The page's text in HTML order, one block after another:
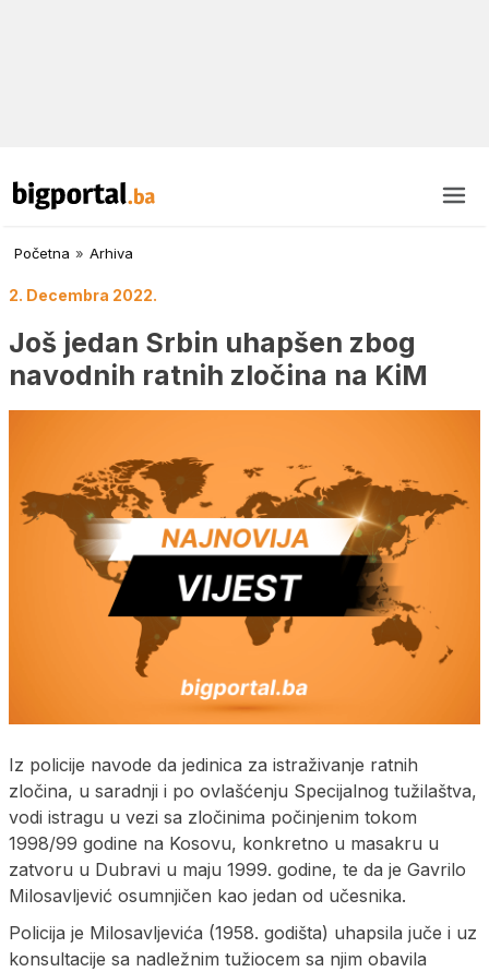
Početna » Arhiva
2. Decembra 2022.
Još jedan Srbin uhapšen zbog
navodnih ratnih zločina na KiM
Iz policije navode da jedinica za istraživanje ratnih
zločina, u saradnji i po ovlašćenju Specijalnog tužilaštva,
vodi istragu u vezi sa zločinima počinjenim tokom
1998/99 godine na Kosovu, konkretno u masakru u
zatvoru u Dubravi u maju 1999. godine, te da je Gavrilo
Milosavljević osumnjičen kao jedan od učesnika.
Policija je Milosavljevića (1958. godišta) uhapsila juče i uz
konsultacije sa nadležnim tužiocem sa njim obavila